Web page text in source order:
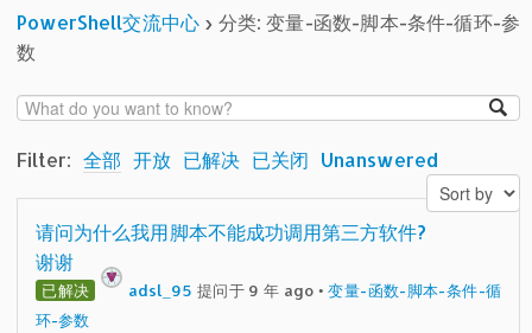
PowerShell交流中心 › 分类: 变量-函数-脚本-条件-循环-参
数
Filter: 全部 开放 已解决 已关闭 Unanswered
请问为什么我用脚本不能成功调用第三方软件?
谢谢
已解决 adsl_95 提问于 9 年 ago •变量-函数-脚本-条件-循
环-参数